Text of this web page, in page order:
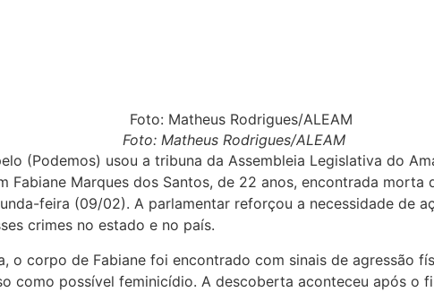
Foto: Matheus Rodrigues/ALEAM
(Podemos) usou a tribuna da Assembleia Legislativa do
Marques dos Santos, de 22 anos, encontrada
feira (09/02). A parlamentar reforçou a necessidade de
crimes no estado e no país.
o corpo de Fabiane foi encontrado com sinais de agressão
como possível feminicídio. A descoberta aconteceu após o